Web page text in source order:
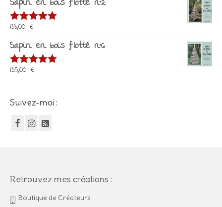
Sapin en bois flotté n°2
Note 5.00
138,00 €
Sapin en bois flotté n°6
Note 5.00
135,00 €
Suivez-moi :
Retrouvez mes créations :
Boutique de Créateurs